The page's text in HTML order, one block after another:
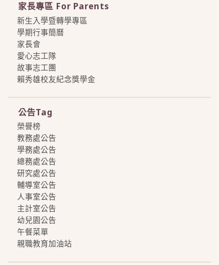
家長專區 For Parents
新生入學暨轉學專區
學期行事簡曆
家長會
愛心志工隊
故事志工團
賴秀雄校友紀念獎學金
公告Tag
榮譽榜
教務處公告
學務處公告
總務處公告
研究處公告
輔導室公告
人事室公告
主計室公告
幼兒園公告
午餐菜單
親職教育加油站